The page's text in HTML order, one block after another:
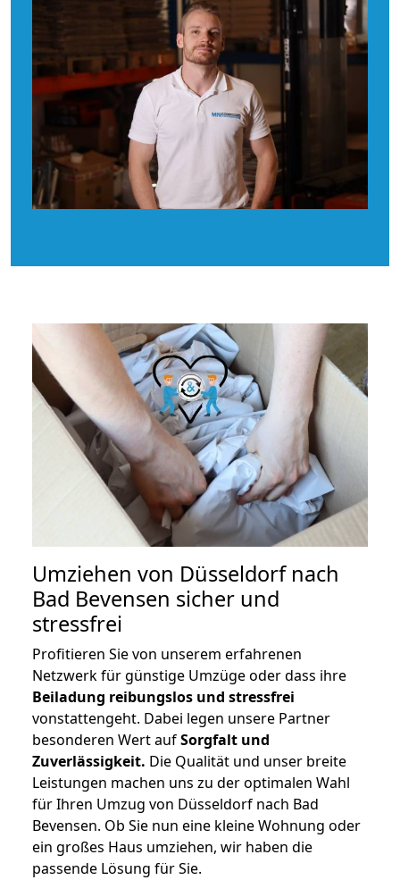
Umziehen von Düsseldorf nach
Bad Bevensen sicher und
stressfrei
Profitieren Sie von unserem erfahrenen
Netzwerk für günstige Umzüge oder dass ihre
Beiladung reibungslos und stressfrei
vonstattengeht. Dabei legen unsere Partner
besonderen Wert aufSorgfalt und
Zuverlässigkeit. Die Qualität und unser breite
Leistungen machen uns zu der optimalen Wahl
für Ihren Umzug von Düsseldorf nach Bad
Bevensen. Ob Sie nun eine kleine Wohnung oder
ein großes Haus umziehen, wir haben die
passende Lösung für Sie.